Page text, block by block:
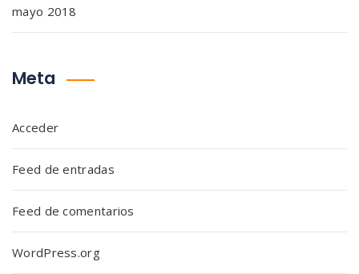
mayo 2018
Meta
Acceder
Feed de entradas
Feed de comentarios
WordPress.org